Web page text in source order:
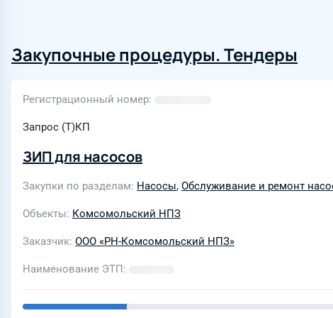
Закупочные процедуры. Тендеры
Регистрационный номер
Запрос (Т)КП
ЗИП для насосов
Закупки по разделам Насосы, Обслуживание и ремонт
Объекты Комсомольский НПЗ
Заказчик ООО «РН-Комсомольский НПЗ»
Наименование ЭТП